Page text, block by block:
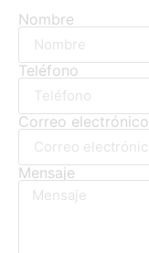
Nombre
Teléfono
Correo electrónico
Mensaje